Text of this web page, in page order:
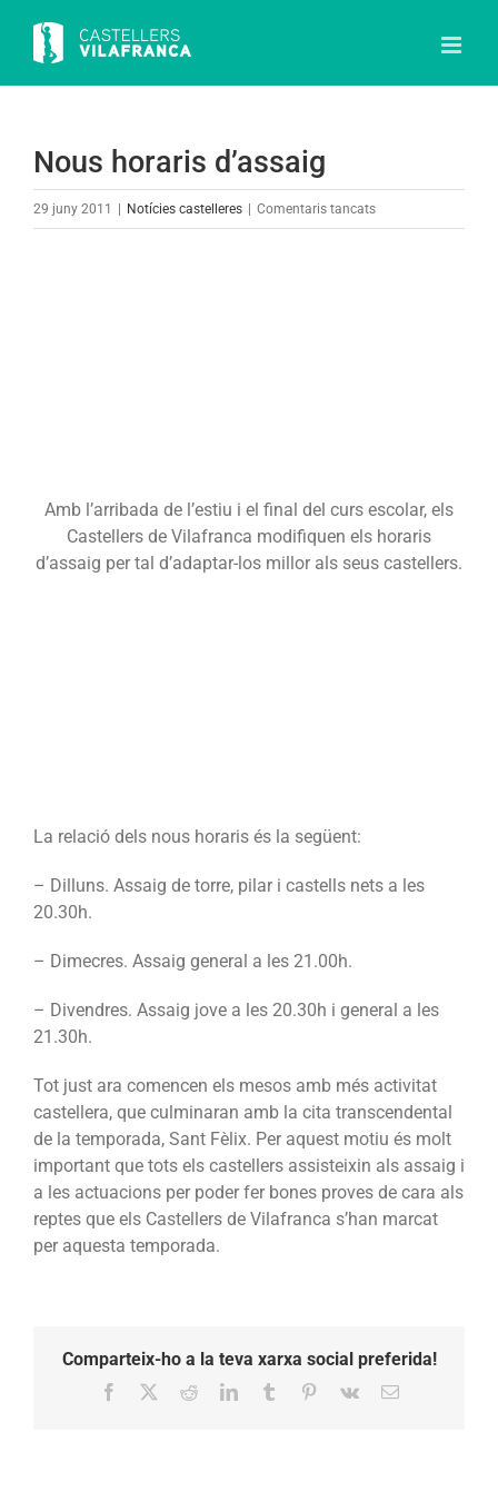
content
Nous horaris d’assaig
29 juny 2011 Notícies castelleres Comentaris tancatsa
Amb l’arribada de l’estiu i el final del curs escolar, els
Castellers de Vilafranca modifiquen els horaris
d’assaig per tal d’adaptar-los millor als seus castellers.
La relació dels nous horaris és la següent:
– Dilluns. Assaig de torre, pilar i castells nets a les
20.30h.
– Dimecres. Assaig general a les 21.00h.
– Divendres. Assaig jove a les 20.30h i general a les
21.30h.
Tot just ara comencen els mesos amb més activitat
castellera, que culminaran amb la cita transcendental
de la temporada, Sant Fèlix. Per aquest motiu és molt
important que tots els castellers assisteixin als assaig i
a les actuacions per poder fer bones proves de cara als
reptes que els Castellers de Vilafranca s’han marcat
per aquesta temporada.
Comparteix-ho a la teva xarxa social preferida!
Facebook RedditLinkedInTumblr Pinterest
Vk Email: